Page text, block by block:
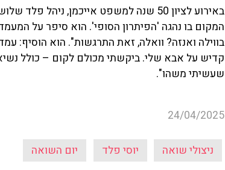
באירוע לציון 50 שנה למשפט אייכמן,
המקום בו נהגה 'הפיתרון הסופי'. הוא סיפר על
בווילה ואנזה? וואלה, זאת התרגשות". הוא
קדיש על אבא שלי. ביקשתי מכולם לקום – כולל
שעשיתי משהו".
24/04/2025
ניצולי שואה יוסי פלד יום השואה